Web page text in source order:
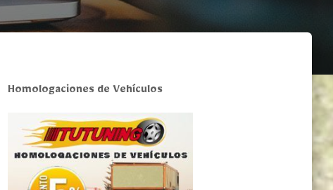
Homologaciones de Vehículos